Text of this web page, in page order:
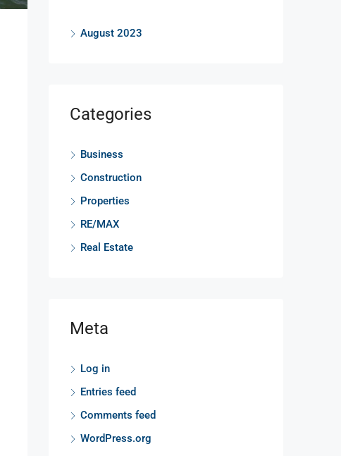
August 2023
Categories
Business
Construction
Properties
RE/MAX
Real Estate
Meta
Log in
Entries feed
Comments feed
WordPress.org